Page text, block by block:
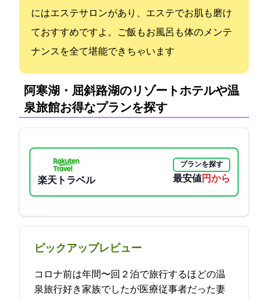
にはエステサロンがあり、エステでお肌も磨け
ておすすめですよ。ご飯もお風呂も体のメンテ
ナンスを全て堪能できちゃいます
阿寒湖・屈斜路湖のリゾートホテルや温
泉旅館:お得なプランを探す
楽天トラベル
プランを探す
最安値10100円から
ピックアップレビュー
コロナ前は年間6〜7回２泊で旅行するほどの温
泉旅行好き家族でしたが医療従事者だった妻